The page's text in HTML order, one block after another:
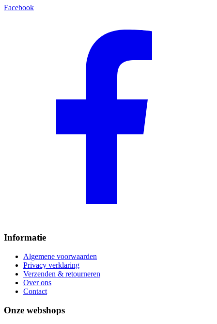
Facebook
Informatie
Algemene voorwaarden
Privacy verklaring
Verzenden & retourneren
Over ons
Contact
Onze webshops